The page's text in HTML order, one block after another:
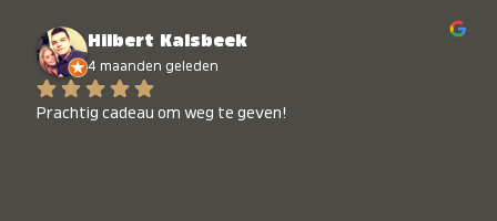
Hilbert Kalsbeek
4 maanden geleden
Prachtig cadeau om weg te geven!